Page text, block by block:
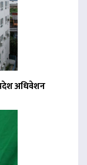
अधिवेशन